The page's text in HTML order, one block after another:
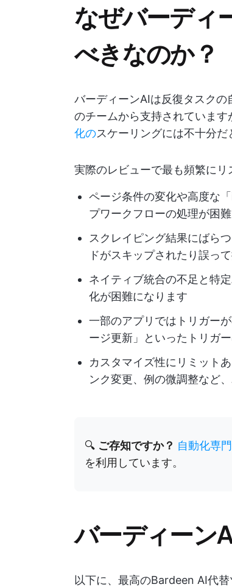
なぜバーディ
べきなのか？
バーディーンAIは反復タスクの
のチームから支持されていま
化のスケーリングには不十分だ
実際のレビューで最も頻繁にリ
ページ条件の変化や高度な
プワークフローの処理が困難
スクレイピング結果にばら
ドがスキップされたり誤っ
ネイティブ統合の不足と特
化が困難になります
一部のアプリではトリガー
ージ更新」といったトリガ
カスタマイズ性にリミット
ンク変更、例の微調整など
🔍 ご存知ですか？ 自動化専
を利用しています。
バーディーン
以下に、最高のBardeen AI代